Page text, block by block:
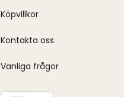
Köpvillkor
Kontakta oss
Vanliga frågor